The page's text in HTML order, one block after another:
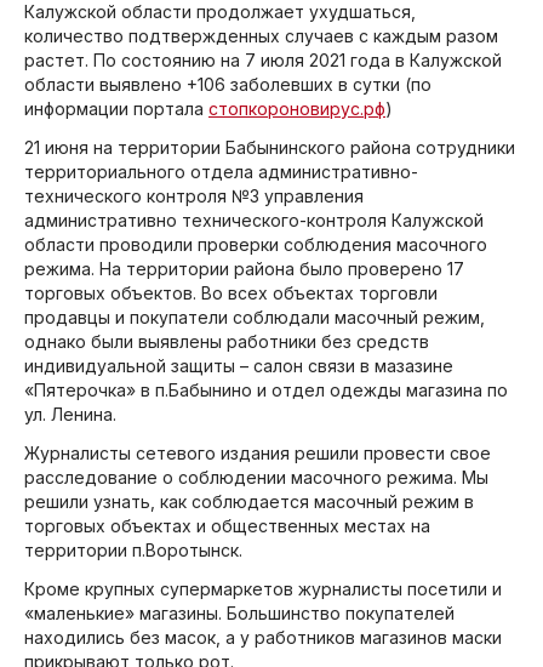
Калужской области продолжает ухудшаться,
количество подтвержденных случаев с каждым разом
растет. По состоянию на 7 июля 2021 года в Калужской
области выявлено +106 заболевших в сутки (по
информации портала стопкороновирус.рф)
21 июня на территории Бабынинского района сотрудники
территориального отдела административно-
технического контроля №3 управления
административно технического-контроля Калужской
области проводили проверки соблюдения масочного
режима. На территории района было проверено 17
торговых объектов. Во всех объектах торговли
продавцы и покупатели соблюдали масочный режим,
однако были выявлены работники без средств
индивидуальной защиты – салон связи в мазазине
«Пятерочка» в п.Бабынино и отдел одежды магазина по
ул. Ленина.
Журналисты сетевого издания решили провести свое
расследование о соблюдении масочного режима. Мы
решили узнать, как соблюдается масочный режим в
торговых объектах и общественных местах на
территории п.Воротынск.
Кроме крупных супермаркетов журналисты посетили и
«маленькие» магазины. Большинство покупателей
находились без масок, а у работников магазинов маски
прикрывают только рот.